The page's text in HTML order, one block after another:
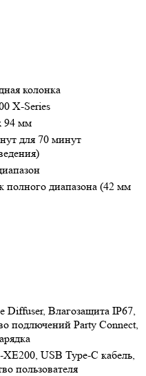
колонка
X-Series
94 мм
для 70 минут
полного диапазона (42 мм
Diffuser, Влагозащита IP67,
подлючений Party Connect,
XE200, USB Type-C кабель,
пользователя